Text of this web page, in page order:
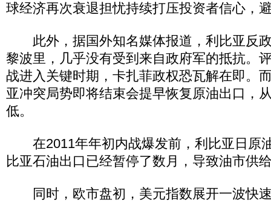
球经济再次衰退担忧持续打压投资者信心，
此外，据国外知名媒体报道，利比亚反
黎波里，几乎没有受到来自政府军的抵抗。
战进入关键时期，卡扎菲政权恐瓦解在即。
亚冲突局势即将结束会提早恢复原油出口，
低。
在2011年年初内战爆发前，利比亚日原
比亚石油出口已经暂停了数月，导致油市供
同时，欧市盘初，美元指数展开一波快